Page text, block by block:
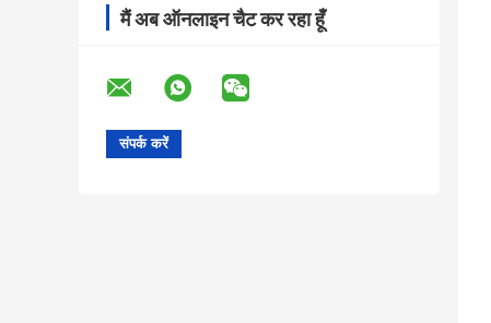
मैं अब ऑनलाइन चैट कर रहा हूँ